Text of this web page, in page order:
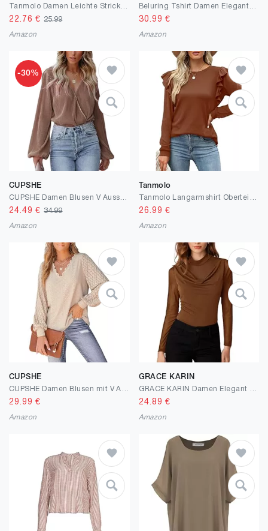
22.76 €25.99
Amazon
30.99 €
Amazon
-30%
CUPSHE
24.49 €34.99
Amazon
Tanmolo
26.99 €
Amazon
CUPSHE
29.99 €
Amazon
GRACE KARIN
24.89 €
Amazon